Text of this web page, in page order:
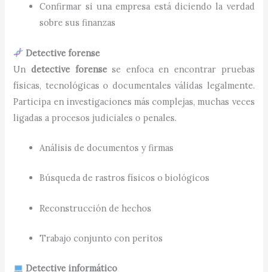
Confirmar si una empresa está diciendo la verdad
sobre sus finanzas
Detective forense
Undetective forensese enfoca en encontrar pruebas
físicas, tecnológicas o documentales válidas legalmente.
Participa en investigaciones más complejas, muchas veces
ligadas a procesos judiciales o penales.
Análisis de documentos y firmas
Búsqueda de rastros físicos o biológicos
Reconstrucción de hechos
Trabajo conjunto con peritos
Detective informático